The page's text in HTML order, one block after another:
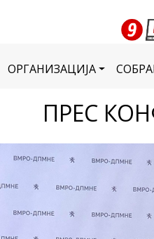
ОРГАНИЗАЦИЈА
ПРЕС